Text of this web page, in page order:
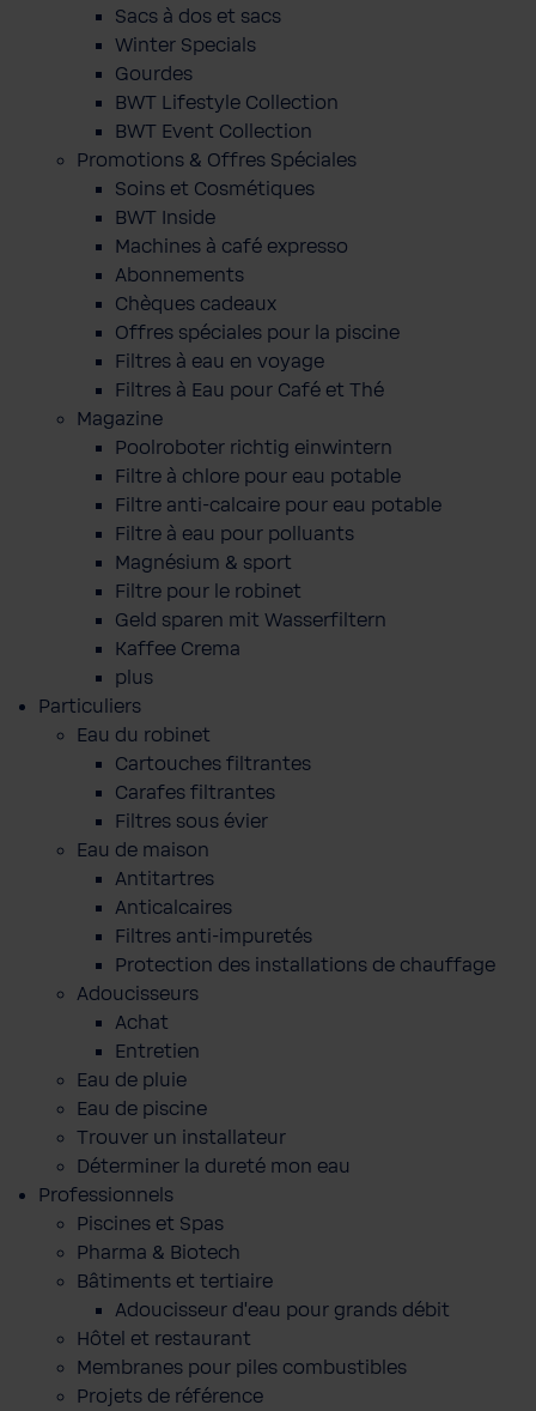
Sacs à dos et sacs
Winter Specials
Gourdes
BWT Lifestyle Collection
BWT Event Collection
Promotions & Offres Spéciales
Soins et Cosmétiques
BWT Inside
Machines à café expresso
Abonnements
Chèques cadeaux
Offres spéciales pour la piscine
Filtres à eau en voyage
Filtres à Eau pour Café et Thé
Magazine
Poolroboter richtig einwintern
Filtre à chlore pour eau potable
Filtre anti-calcaire pour eau potable
Filtre à eau pour polluants
Magnésium & sport
Filtre pour le robinet
Geld sparen mit Wasserfiltern
Kaffee Crema
plus
Particuliers
Eau du robinet
Cartouches filtrantes
Carafes filtrantes
Filtres sous évier
Eau de maison
Antitartres
Anticalcaires
Filtres anti-impuretés
Protection des installations de chauffage
Adoucisseurs
Achat
Entretien
Eau de pluie
Eau de piscine
Trouver un installateur
Déterminer la dureté mon eau
Professionnels
Piscines et Spas
Pharma & Biotech
Bâtiments et tertiaire
Adoucisseur d'eau pour grands débit
Hôtel et restaurant
Membranes pour piles combustibles
Projets de référence